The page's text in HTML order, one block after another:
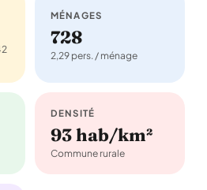
MÉNAGES
728
2,29 pers. / ménage
DENSITÉ
93 hab/km²
Commune rurale